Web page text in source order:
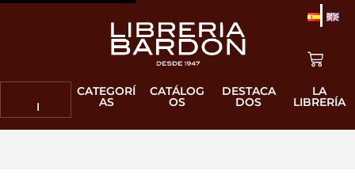
CATEGORÍ
AS
CATÁLOG
OS
DESTACA
DOS
LA
LIBRERÍA